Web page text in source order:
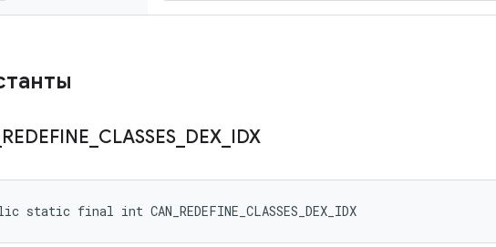
REDEFINE CLASSES DEX IDX
static final int CAN_REDEFINE_CLASSES_DEX_IDX